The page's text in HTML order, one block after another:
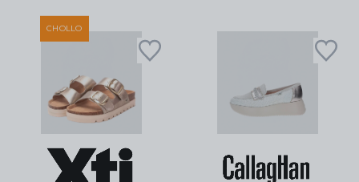
CHOLLO